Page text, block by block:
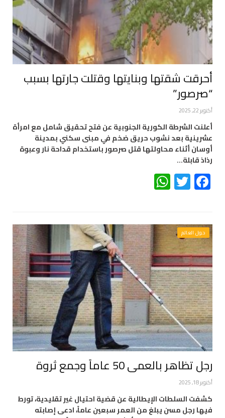
أحرقت شقتها وبنايتها وقتلت جارتها بسبب
“صرصور”
أكتوبر 22, 2025
أعلنت الشرطة الكورية الجنوبية عن فتح تحقيق شامل مع امرأة
عشرينية بعد نشوب حريق ضخم في مبنى سكني بمدينة
أوسان أثناء محاولتها قتل صرصور باستخدام قداحة نار وعبوة
رذاذ قابلة…
Facebook
Twitter
حول العالم
رجل تظاهر بالعمى 50 عاماً وجمع ثروة
أكتوبر 18, 2025
كشفت السلطات الإيطالية عن قضية احتيال غير تقليدية، تورط
فيها رجل مسن يبلغ من العمر سبعين عاماً، ادعى إصابته